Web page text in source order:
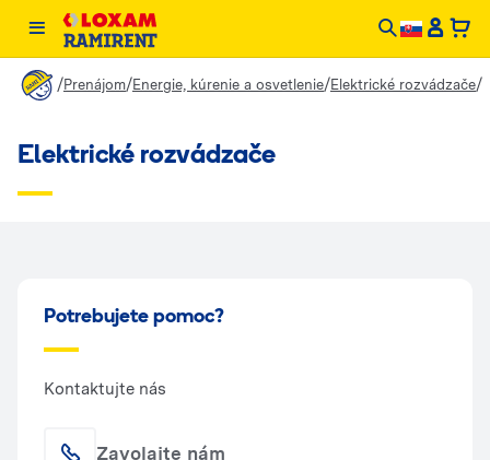
/Prenájom/Energie, kúrenie a osvetlenie/Elektrické rozvádzače/
Elektrické rozvádzače
Potrebujete pomoc?
Kontaktujte nás
Zavolajte nám